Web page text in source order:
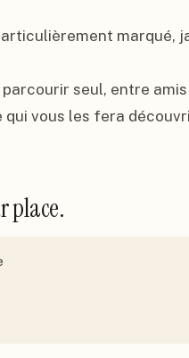
marqué,
seul, entre
vous les fera
place.